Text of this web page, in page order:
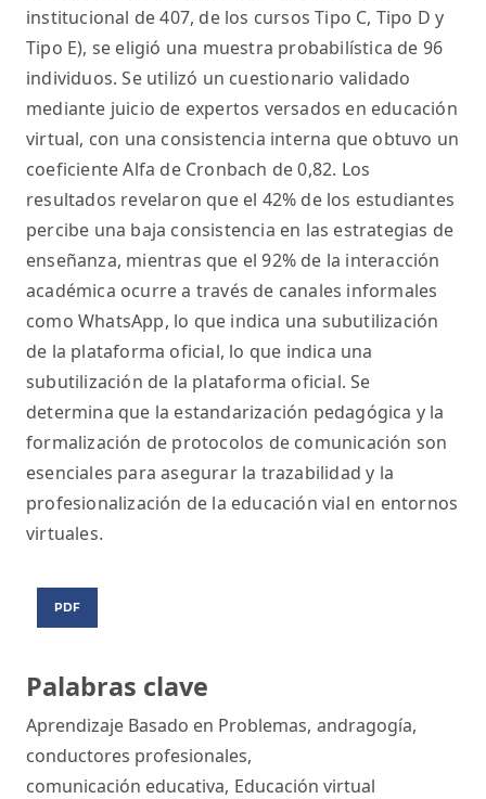
Palabras clave
Aprendizaje Basado en Problemas, andragogía,
conductores profesionales,
comunicación educativa, Educación virtual
institucional de 407, de los cursos Tipo C, Tipo D y
Tipo E), se eligió una muestra probabilística de 96
individuos. Se utilizó un cuestionario validado
mediante juicio de expertos versados en educación
virtual, con una consistencia interna que obtuvo un
coeficiente Alfa de Cronbach de 0,82. Los
resultados revelaron que el 42% de los estudiantes
percibe una baja consistencia en las estrategias de
enseñanza, mientras que el 92% de la interacción
académica ocurre a través de canales informales
como WhatsApp, lo que indica una subutilización
de la plataforma oficial, lo que indica una
subutilización de la plataforma oficial. Se
determina que la estandarización pedagógica y la
formalización de protocolos de comunicación son
esenciales para asegurar la trazabilidad y la
profesionalización de la educación vial en entornos
virtuales.
PDF